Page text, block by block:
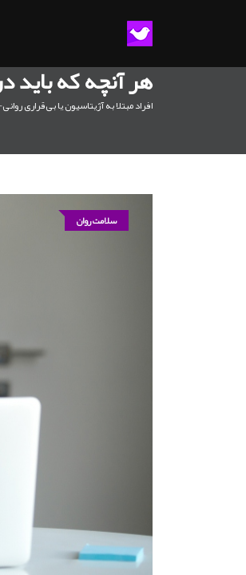
هر آنچه که باید
افراد مبتلا به آژیتاسیون یا بی‌قراری
سلامت روان